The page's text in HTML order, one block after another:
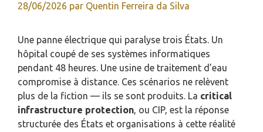
28/06/2026 par Quentin Ferreira da Silva
Une panne électrique qui paralyse trois États. Un
hôpital coupé de ses systèmes informatiques
pendant 48 heures. Une usine de traitement d’eau
compromise à distance. Ces scénarios ne relèvent
plus de la fiction — ils se sont produits. La critical
infrastructure protection, ou CIP, est la réponse
structurée des États et organisations à cette réalité